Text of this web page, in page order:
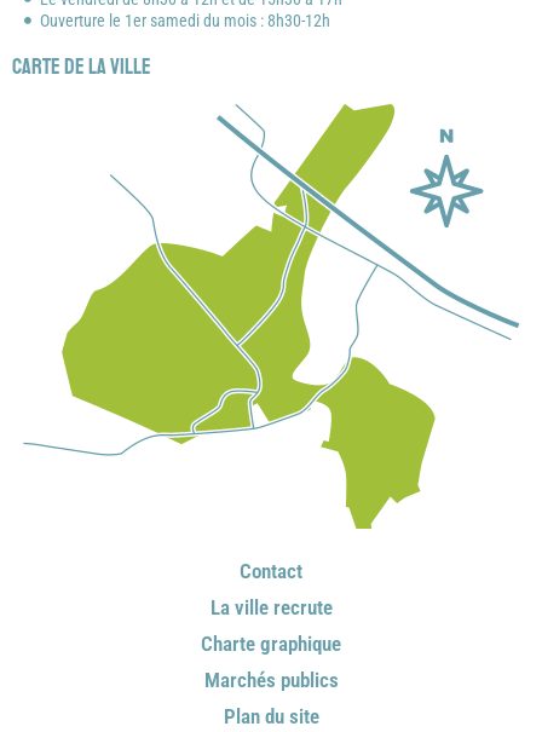
Ouverture le 1er samedi du mois : 8h30-12h
Carte de la ville
Contact
La ville recrute
Charte graphique
Marchés publics
Plan du site